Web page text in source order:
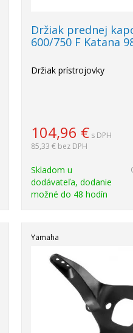
Držiak prednej
600/750 F Katana
Držiak prístrojovky
104,96 € s DPH
85,33 € bez DPH
Skladom u
dodávateľa, dodanie
možné do 48 hodín
Yamaha